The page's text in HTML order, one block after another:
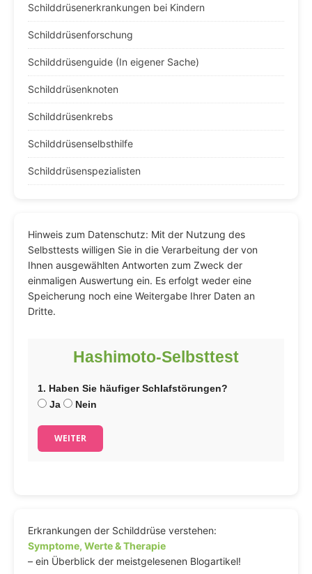
Schilddrüsenerkrankungen bei Kindern
Schilddrüsenforschung
Schilddrüsenguide (In eigener Sache)
Schilddrüsenknoten
Schilddrüsenkrebs
Schilddrüsenselbsthilfe
Schilddrüsenspezialisten
Hinweis zum Datenschutz: Mit der Nutzung des
Selbsttests willigen Sie in die Verarbeitung der von
Ihnen ausgewählten Antworten zum Zweck der
einmaligen Auswertung ein. Es erfolgt weder eine
Speicherung noch eine Weitergabe Ihrer Daten an
Dritte.
Hashimoto-Selbsttest
1. Haben Sie häufiger Schlafstörungen?
Ja
Nein
WEITER
Erkrankungen der Schilddrüse verstehen:
Symptome, Werte & Therapie
– ein Überblick der meistgelesenen Blogartikel!